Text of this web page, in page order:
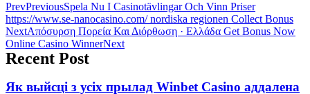
PrevPreviousSpela Nu I Casinotävlingar Och Vinn Priser
https://www.se-nanocasino.com/ nordiska regionen Collect Bonus
NextΑπόσυρση Πορεία Και Διόρθωση · Ελλάδα Get Bonus Now
Online Casino WinnerNext
Recent Post
Як выйсці з усіх прылад Winbet Casino аддалена